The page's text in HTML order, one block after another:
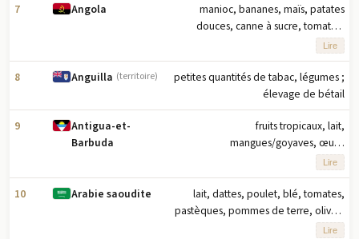
7 Angola
manioc, bananes, maïs, patates
douces, canne à sucre, tomates,
ananas, oignons, pommes de terre,
agrumes (2023) note : dix principaux
produits agricoles basés sur le
tonnage
Lire
8 Anguilla (territoire)
petites quantités de tabac, légumes ;
élevage de bétail
9
Antigua-et-
Barbuda
fruits tropicaux, lait,
mangues/goyaves, œufs,
citrons/limes, citrouilles/courges,
patates douces, légumes,
concombres/cornichons, ignames
(2023) note : dix principaux produits
agricoles basés sur le tonnage
Lire
10 Arabie saoudite
lait, dattes, poulet, blé, tomates,
pastèques, pommes de terre, olives,
œufs, oignons (2023) note : dix
Lire